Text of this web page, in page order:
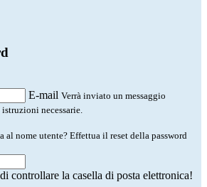
E-mail Verrà inviato un messaggio
necessarie.
al nome utente? Effettua il reset della password
controllare la casella di posta elettronica!